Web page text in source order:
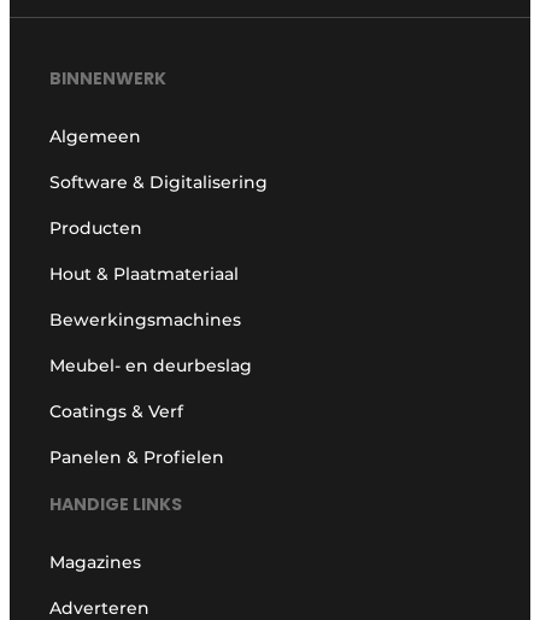
BINNENWERK
Algemeen
Software & Digitalisering
Producten
Hout & Plaatmateriaal
Bewerkingsmachines
Meubel- en deurbeslag
Coatings & Verf
Panelen & Profielen
HANDIGE LINKS
Magazines
Adverteren